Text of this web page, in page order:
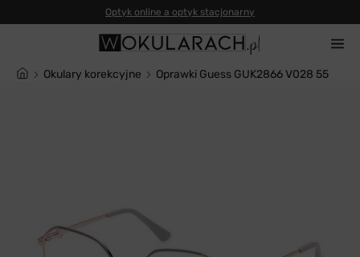
Okulary korekcyjne Oprawki Guess GUK2866 V028 55